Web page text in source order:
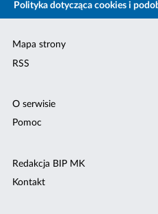
Polityka dotycząca cookies i
Mapa strony
RSS
O serwisie
Pomoc
Redakcja BIP MK
Kontakt